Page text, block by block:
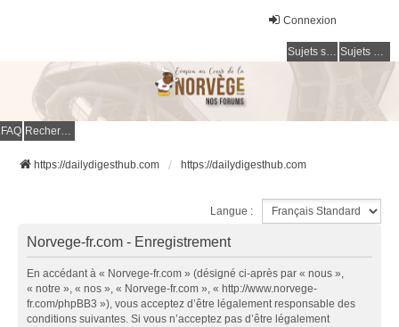
Connexion
Sujets sans réponse Sujets actifs
FAQ Rechercher
https://dailydigesthub.com https://dailydigesthub.com
Langue :
Norvege-fr.com - Enregistrement
En accédant à « Norvege-fr.com » (désigné ci-après par « nous »,
« notre », « nos », « Norvege-fr.com », « http://www.norvege-
fr.com/phpBB3 »), vous acceptez d’être légalement responsable des
conditions suivantes. Si vous n’acceptez pas d’être légalement